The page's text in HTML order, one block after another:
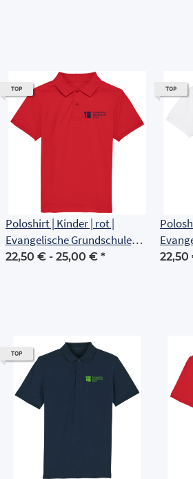
TOP
Poloshirt | Kinder | rot |
Evangelische Grundschule
Erfurt
22,50 € - 25,00 € *
TOP
Erfurt
22,50
TOP